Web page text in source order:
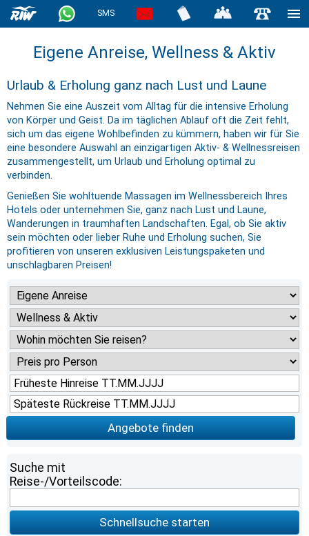
SMS
Eigene Anreise, Wellness & Aktiv
Urlaub & Erholung ganz nach Lust und Laune
Nehmen Sie eine Auszeit vom Alltag für die intensive Erholung
von Körper und Geist. Da im täglichen Ablauf oft die Zeit fehlt,
sich um das eigene Wohlbefinden zu kümmern, haben wir für Sie
eine besondere Auswahl an einzigartigen Aktiv- & Wellnessreisen
zusammengestellt, um Urlaub und Erholung optimal zu
verbinden.
Genießen Sie wohltuende Massagen im Wellnessbereich Ihres
Hotels oder unternehmen Sie, ganz nach Lust und Laune,
Wanderungen in traumhaften Landschaften. Egal, ob Sie aktiv
sein möchten oder lieber Ruhe und Erholung suchen, Sie
profitieren von unseren exklusiven Leistungspaketen und
unschlagbaren Preisen!
Angebote finden
Suche mit
Reise-/Vorteilscode:
Schnellsuche starten